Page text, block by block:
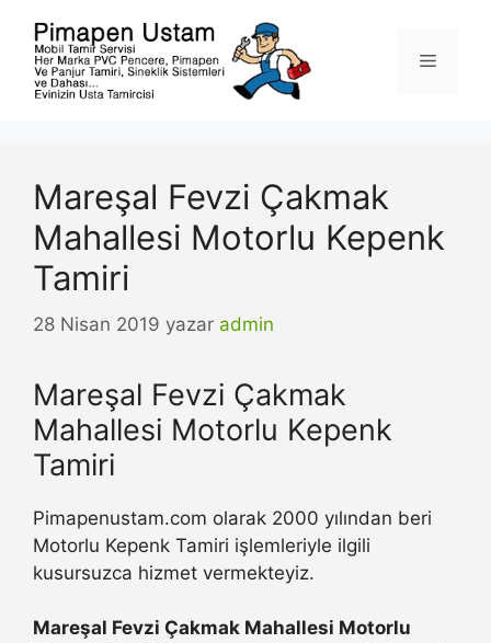
Menü
Mareşal Fevzi Çakmak
Mahallesi Motorlu Kepenk
Tamiri
28 Nisan 2019 yazar admin
Mareşal Fevzi Çakmak
Mahallesi Motorlu Kepenk
Tamiri
Pimapenustam.com olarak 2000 yılından beri
Motorlu Kepenk Tamiri işlemleriyle ilgili
kusursuzca hizmet vermekteyiz.
Mareşal Fevzi Çakmak Mahallesi Motorlu